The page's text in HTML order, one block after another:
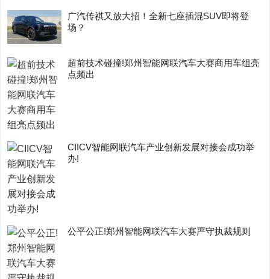
广汽传祺又放大招！全新七座插混SUV即将登
场？
超前技术碰撞!郑州智能网联汽车大赛商用车组亮
点频出
CIICV智能网联汽车产业创新发展对接会成功举
办!
公平公正!郑州智能网联汽车大赛严守执裁规则